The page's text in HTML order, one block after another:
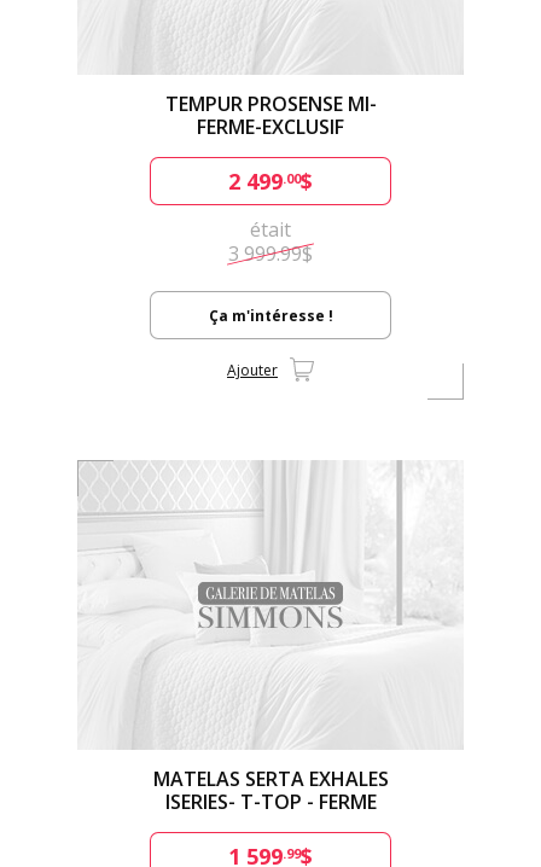
TEMPUR PROSENSE MI-
FERME-EXCLUSIF
2 499.00$
était
3 999.99$
Ça m'intéresse !
Ajouter
MATELAS SERTA EXHALES
ISERIES- T-TOP - FERME
1 599.99$